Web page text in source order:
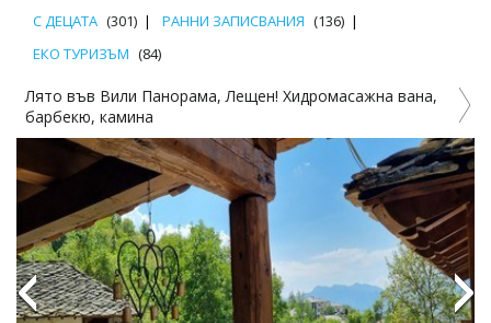
С ДЕЦАТА (301) РАННИ ЗАПИСВАНИЯ (136)
ЕКО ТУРИЗЪМ (84)
Лято във Вили Панорама, Лещен! Хидромасажна вана,
барбекю, камина